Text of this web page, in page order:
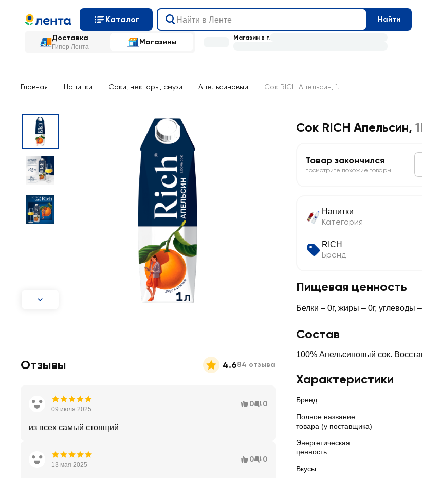
Каталог Найти
Доставка
Гипер Лента
Магазины Магазин в г.
Главная — Напитки — Соки, нектары, смузи — Апельсиновый — Сок RICH Апельсин, 1л
Сок RICH Апельсин,
Товар закончился
посмотрите похожие товары
Напитки
Категория
RICH
Бренд
Пищевая ценность
Белки – 0г, жиры – 0г, углеводы
Состав
100% Апельсиновый сок.
Характеристики
Бренд
Полное название
товара (у поставщика)
Энергетическая
ценность
Вкусы
Отзывы 4.684 отзыва
09 июля 2025
0 0
из всех самый стоящий
13 мая 2025
0 0